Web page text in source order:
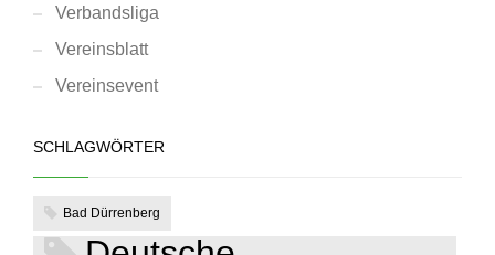
Verbandsliga
Vereinsblatt
Vereinsevent
SCHLAGWÖRTER
Bad Dürrenberg